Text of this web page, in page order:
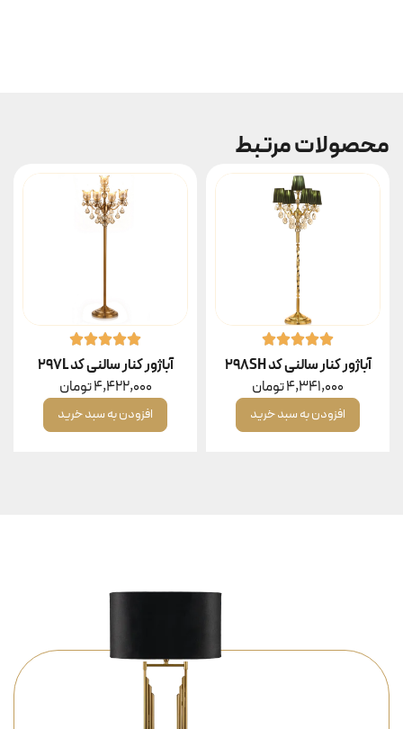
محصولات مرتبط
آباژور کنار سالنی کد 298SH
4,341,000تومان
افزودن به سبد خرید
آباژور کنار سالنی کد 297L
4,422,000تومان
افزودن به سبد خرید